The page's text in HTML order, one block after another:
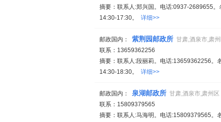
摘要：联系人:郑兴国。电话:0937-2689655
14:30-17:30。 详细>>
邮政国内： 紫荆园邮政所 甘肃,酒泉市,肃州
联系：13659362256
摘要：联系人:段丽莉。电话:13659362256。
14:30-18:30。 详细>>
邮政国内： 泉湖邮政所 甘肃,酒泉市,肃州区
联系：15809379565
摘要：联系人:马海明。电话:15809379565。